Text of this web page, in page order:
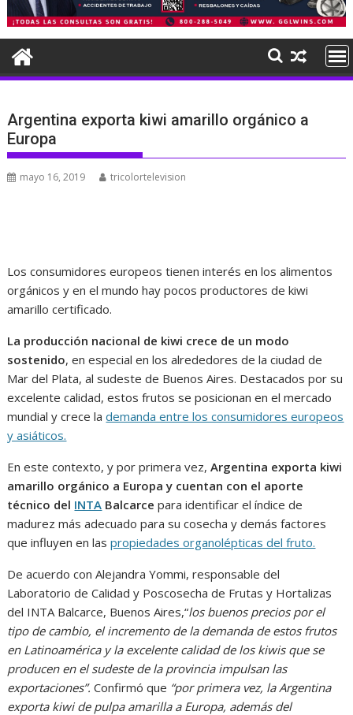
Argentina exporta kiwi amarillo orgánico a
Europa
mayo 16, 2019 tricolortelevision
Los consumidores europeos tienen interés en los alimentos
orgánicos y en el mundo hay pocos productores de kiwi
amarillo certificado.
La producción nacional de kiwi crece de un modo
sostenido, en especial en los alrededores de la ciudad de
Mar del Plata, al sudeste de Buenos Aires. Destacados por su
excelente calidad, estos frutos se posicionan en el mercado
mundial y crece lademanda entre los consumidores europeos
y asiáticos.
En este contexto, y por primera vez,Argentina exporta kiwi
amarillo orgánico a Europa y cuentan con el aporte
técnico del INTA Balcarce para identificar el índice de
madurez más adecuado para su cosecha y demás factores
que influyen en laspropiedades organolépticas del fruto.
De acuerdo con Alejandra Yommi, responsable del
Laboratorio de Calidad y Poscosecha de Frutas y Hortalizas
del INTA Balcarce, Buenos Aires,“los buenos precios por el
tipo de cambio, el incremento de la demanda de estos frutos
en Latinoamérica y la excelente calidad de los kiwis que se
producen en el sudeste de la provincia impulsan las
exportaciones”.Confirmó que “por primera vez, la Argentina
exporta kiwi de pulpa amarilla a Europa, además del